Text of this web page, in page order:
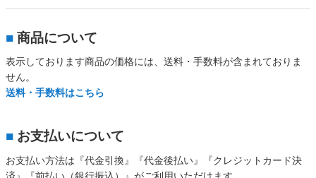
■ 商品について
表示しております商品の価格には、送料・手数料が含まれておりま
せん。
送料・手数料はこちら
■ お支払いについて
お支払い方法は『代金引換』『代金後払い』『クレジットカード決
済』『前払い（銀行振込）』がご利用いただけます。